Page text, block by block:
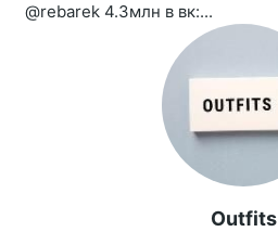
@rebarek 4.3млн в вк:...
Outfits